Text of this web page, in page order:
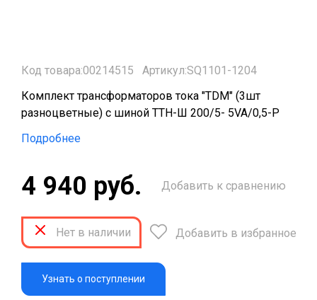
Код товара:00214515
Артикул:SQ1101-1204
Комплект трансформаторов тока "TDM" (3шт
разноцветные) с шиной ТТН-Ш 200/5- 5VA/0,5-Р
Подробнее
4 940 руб.
Нет в наличии
Добавить к сравнению
Добавить в избранное
Узнать о поступлении